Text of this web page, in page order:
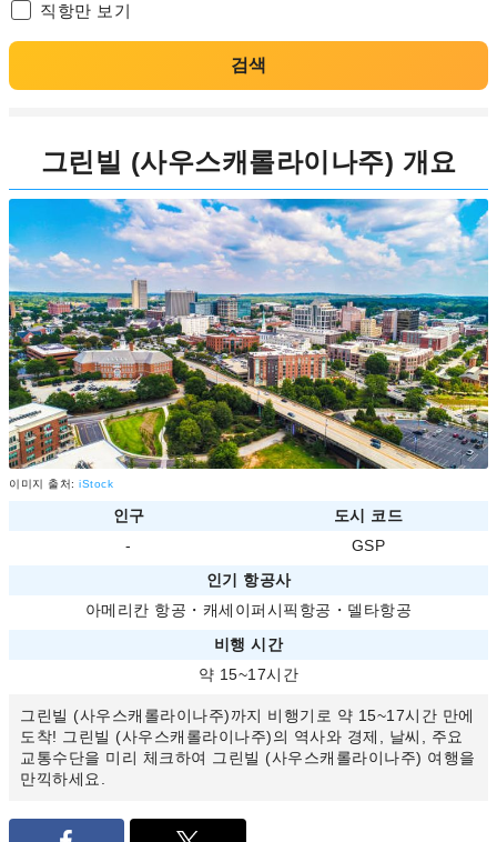
직항만 보기
검색
그린빌 (사우스캐롤라이나주) 개요
이미지 출처: iStock
인구
도시 코드
-
GSP
인기 항공사
아메리칸 항공 ・ 캐세이퍼시픽항공 ・ 델타항공
비행 시간
약 15~17시간
그린빌 (사우스캐롤라이나주)까지 비행기로 약 15~17시간 만에
도착! 그린빌 (사우스캐롤라이나주)의 역사와 경제, 날씨, 주요
교통수단을 미리 체크하여 그린빌 (사우스캐롤라이나주) 여행을
만끽하세요.